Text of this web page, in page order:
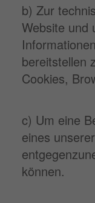
b) Zur
Website und
bereitstellen
Cookies,
c) Um eine
eines
können.